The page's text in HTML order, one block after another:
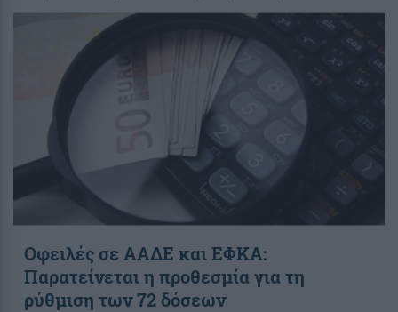
Οφειλές σε ΑΑΔΕ και ΕΦΚΑ:
Παρατείνεται η προθεσμία για τη
ρύθμιση των 72 δόσεων